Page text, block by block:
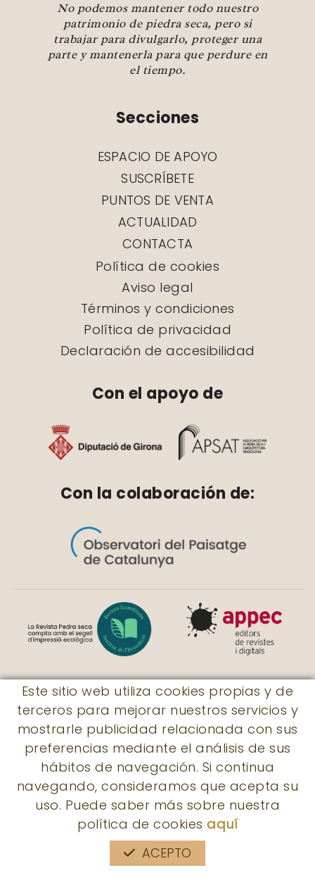
No podemos mantener todo nuestro
patrimonio de piedra seca, pero si
trabajar para divulgarlo, proteger una
parte y mantenerla para que perdure en
el tiempo.
Secciones
ESPACIO DE APOYO
SUSCRÍBETE
PUNTOS DE VENTA
ACTUALIDAD
CONTACTA
Política de cookies
Aviso legal
Términos y condiciones
Política de privacidad
Declaración de accesibilidad
Con el apoyo de
Con la colaboración de:
© Revista Pedra seca
| Rossaleta, 7 17730 - Llers |
subscripcions@revistapedraseca.cat
|
605 931 056
Este sitio web utiliza cookies propias y de
terceros para mejorar nuestros servicios y
mostrarle publicidad relacionada con sus
preferencias mediante el análisis de sus
hábitos de navegación. Si continua
navegando, consideramos que acepta su
uso. Puede saber más sobre nuestra
política de cookies aquí
ACEPTO